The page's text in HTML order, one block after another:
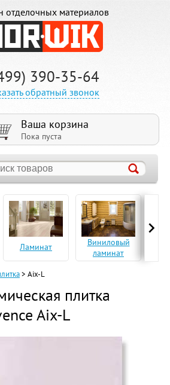
отделочных материалов
390-35-64
обратный звонок
Ваша корзина
Пока пуста
Ламинат
Виниловый
ламинат
> Aix-L
плитка
Aix-L